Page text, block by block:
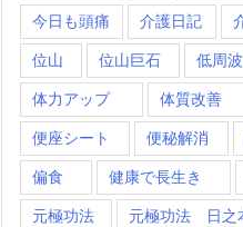
今日も頭痛 介護日記
位山 位山巨石 低周波
体力アップ 体質改善
便座シート 便秘解消
偏食 健康で長生き
元極功法 元極功法 日之